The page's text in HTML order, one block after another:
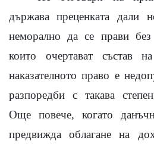
държава преценката дали
неморално да се прави
които очертават състав
наказателното право е
разпоредби с такава
Още повече, когато
предвижда облагане на